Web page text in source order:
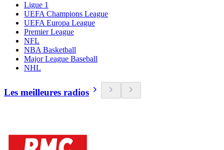
Ligue 1
UEFA Champions League
UEFA Europa League
Premier League
NFL
NBA Basketball
Major League Baseball
NHL
Les meilleures radios